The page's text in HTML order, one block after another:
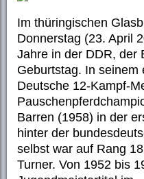
Im thüringischen
Donnerstag (23. April
Jahre in der DDR, der
Geburtstag. In
Deutsche 12-Kampf-
Barren (1958) in der
hinter der
selbst war auf Rang
Turner. Von 1952 bis